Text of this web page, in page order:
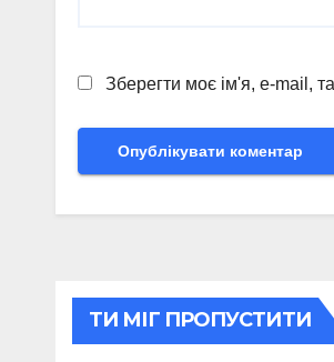
Зберегти моє ім'я, e-mail,
ТИ МІГ ПРОПУСТИТИ